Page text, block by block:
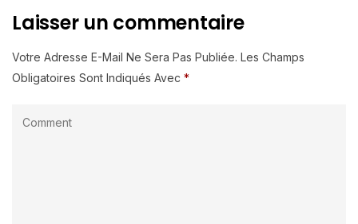
Laisser un commentaire
Votre Adresse E-Mail Ne Sera Pas Publiée. Les Champs
Obligatoires Sont Indiqués Avec *